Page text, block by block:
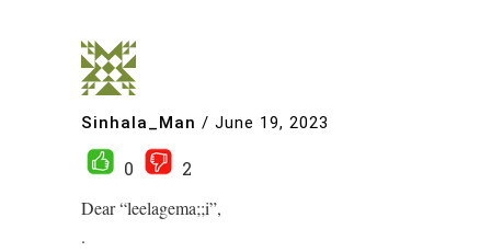
Sinhala_Man / June 19, 2023
0
2
Dear “leelagema;;i”,
.